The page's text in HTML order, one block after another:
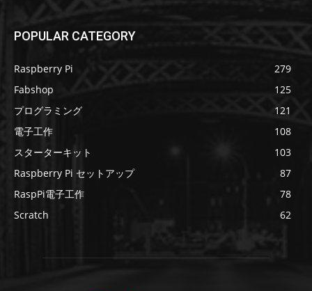
POPULAR CATEGORY
Raspberry Pi
279
Fabshop
125
プログラミング
121
電子工作
108
スターターキット
103
Raspberry Pi セットアップ
87
RaspPi電子工作
78
Scratch
62